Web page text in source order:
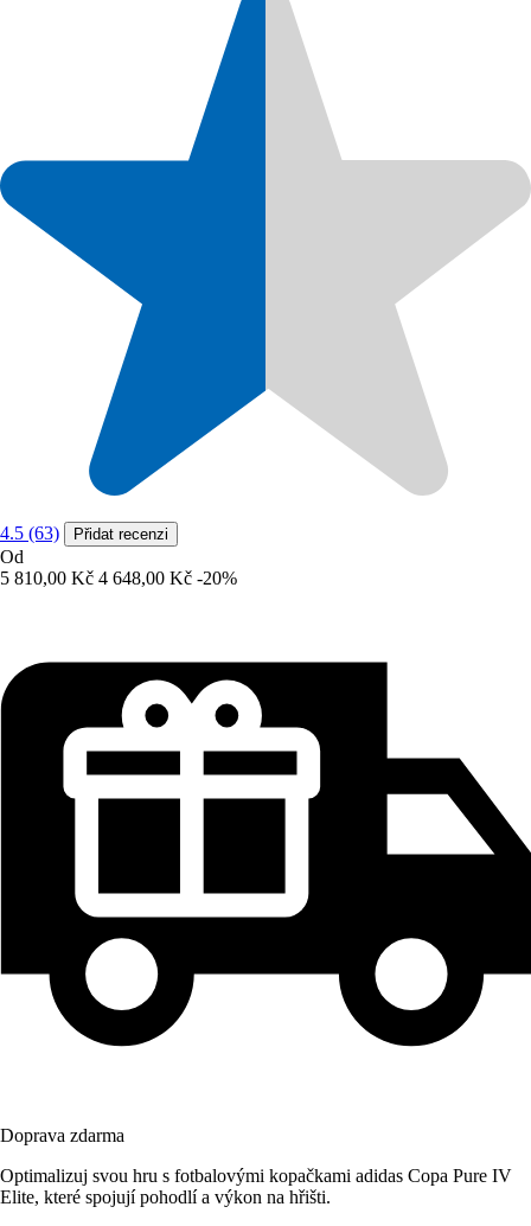
4.5 (63) Přidat recenzi
Od
5 810,00 Kč 4 648,00 Kč -20%
Doprava zdarma
Optimalizuj svou hru s fotbalovými kopačkami adidas Copa Pure IV
Elite, které spojují pohodlí a výkon na hřišti.